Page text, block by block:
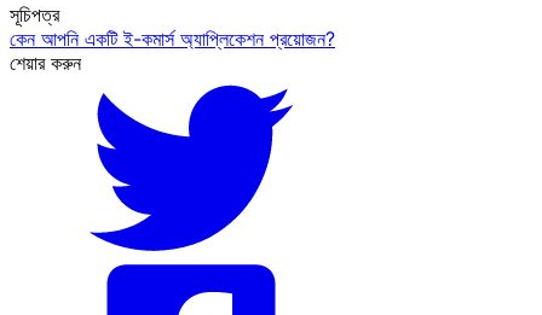
সূচিপত্র
কেন আপনি একটি ই-কমার্স অ্যাপ্লিকেশন প্রয়োজন?
শেয়ার করুন